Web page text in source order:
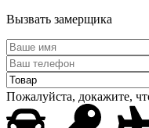
Вызвать замерщика
Пожалуйста, докажите,